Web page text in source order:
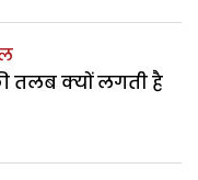
तलब क्यों लगती है